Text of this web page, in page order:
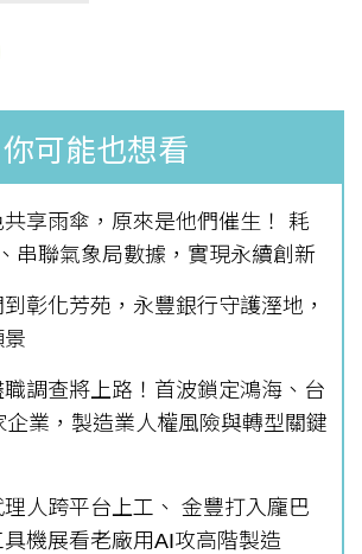
你可能也想看
享雨傘，原來是他們催生！ 耗
串聯氣象局數據，實現永續創新
彰化芳苑，永豐銀行守護溼地，
調查將上路！首波鎖定鴻海、台
企業，製造業人權風險與轉型關鍵
人跨平台上工、 金豐打入龐巴
機展看老廠用AI攻高階製造